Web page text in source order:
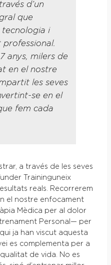
d’un
que
tecnologia i
anys, milers de
en el nostre
les seves
se en el
fem cada
a través de les seves
Traininguneix
reals. Recorrerem
el nostre enfocament
Mèdica per al dolor
Personal— per
ja han viscut aquesta
es complementa per a
de vida. No es